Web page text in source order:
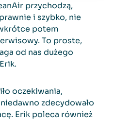
przychodzą,
i szybko, nie
potem
To proste,
od nas dużego
oczekiwania,
zdecydowało
Erik poleca również